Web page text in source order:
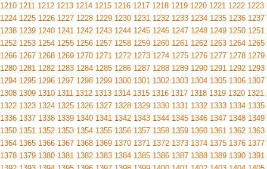
1210 1211 1212 1213 1214 1215 1216 1217 1218 1219 1220 1221 1222 1223
1224 1225 1226 1227 1228 1229 1230 1231 1232 1233 1234 1235 1236 1237
1238 1239 1240 1241 1242 1243 1244 1245 1246 1247 1248 1249 1250 1251
1252 1253 1254 1255 1256 1257 1258 1259 1260 1261 1262 1263 1264 1265
1266 1267 1268 1269 1270 1271 1272 1273 1274 1275 1276 1277 1278 1279
1280 1281 1282 1283 1284 1285 1286 1287 1288 1289 1290 1291 1292 1293
1294 1295 1296 1297 1298 1299 1300 1301 1302 1303 1304 1305 1306 1307
1308 1309 1310 1311 1312 1313 1314 1315 1316 1317 1318 1319 1320 1321
1322 1323 1324 1325 1326 1327 1328 1329 1330 1331 1332 1333 1334 1335
1336 1337 1338 1339 1340 1341 1342 1343 1344 1345 1346 1347 1348 1349
1350 1351 1352 1353 1354 1355 1356 1357 1358 1359 1360 1361 1362 1363
1364 1365 1366 1367 1368 1369 1370 1371 1372 1373 1374 1375 1376 1377
1378 1379 1380 1381 1382 1383 1384 1385 1386 1387 1388 1389 1390 1391